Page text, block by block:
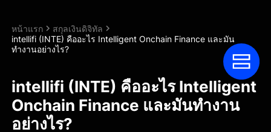
หน้าแรก
สกุลเงินดิจิทัล
intellifi (INTE) คืออะไร Intelligent Onchain Finance และมัน
ทำงานอย่างไร?
intellifi (INTE) คืออะไร Intelligent
Onchain Finance และมันทำงาน
อย่างไร?